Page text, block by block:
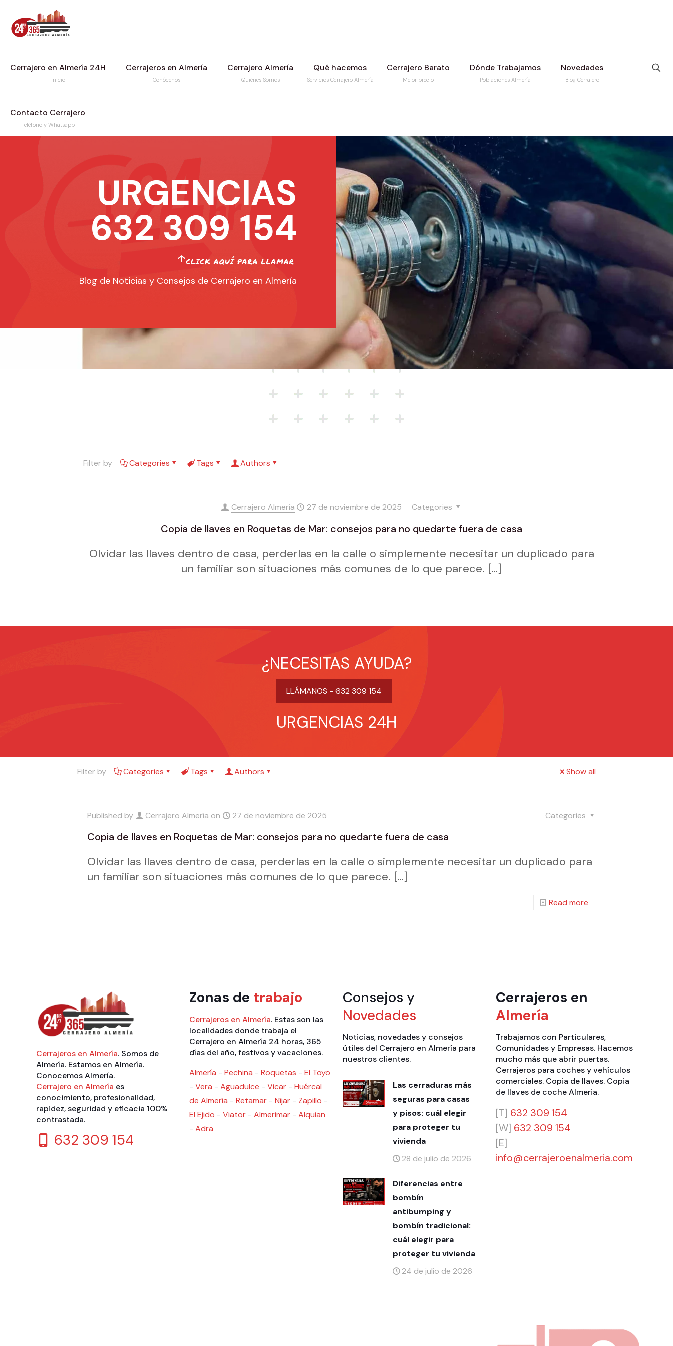
Cerrajero en Almería 24H
Inicio
Cerrajeros en Almería
Conócenos
Cerrajero Almería
Quiénes Somos
Qué hacemos
Servicios Cerrajero Almería
Cerrajero Barato
Mejor precio
Dónde Trabajamos
Poblaciones Almería
Novedades
Blog Cerrajero
Contacto Cerrajero
Teléfono y Whatsapp
URGENCIAS
632 309 154
Blog de Noticias y Consejos de Cerrajero en Almería
Filter by Categories Tags Authors
Cerrajero Almería 27 de noviembre de 2025 Categories
Copia de llaves en Roquetas de Mar: consejos para no quedarte fuera de casa
Olvidar las llaves dentro de casa, perderlas en la calle o simplemente necesitar un duplicado para
un familiar son situaciones más comunes de lo que parece. […]
¿NECESITAS AYUDA?
LLÁMANOS - 632 309 154
URGENCIAS 24H
Filter by Categories Tags Authors Show all
Published by Cerrajero Almería on 27 de noviembre de 2025 Categories
Copia de llaves en Roquetas de Mar: consejos para no quedarte fuera de casa
Olvidar las llaves dentro de casa, perderlas en la calle o simplemente necesitar un duplicado para
un familiar son situaciones más comunes de lo que parece. […]
Read more
Cerrajeros en Almería. Somos de
Almería. Estamos en Almería.
Conocemos Almería.
Cerrajero en Almería es
conocimiento, profesionalidad,
rapidez, seguridad y eficacia 100%
contrastada.
632 309 154
Zonas de trabajo
Cerrajeros en Almería. Estas son las
localidades donde trabaja el
Cerrajero en Almería 24 horas, 365
días del año, festivos y vacaciones.
Almería - Pechina - Roquetas - El Toyo
- Vera - Aguadulce - Vicar - Huércal
de Almería - Retamar - Níjar - Zapillo -
El Ejido - Viator - Almerimar - Alquian
- Adra
Consejos y
Novedades
Noticias, novedades y consejos
útiles del Cerrajero en Almería para
nuestros clientes.
Las cerraduras más
seguras para casas
y pisos: cuál elegir
para proteger tu
vivienda
28 de julio de 2026
Diferencias entre
bombín
antibumping y
bombín tradicional:
cuál elegir para
proteger tu vivienda
24 de julio de 2026
Cerrajeros en
Almería
Trabajamos con Particulares,
Comunidadesy Empresas. Hacemos
mucho más que abrir puertas.
Cerrajeros para coches y vehículos
comerciales. Copia de llaves. Copia
de llaves de coche Almeria.
[T] 632 309 154
[W] 632 309 154
[E]
info@cerrajeroenalmeria.com